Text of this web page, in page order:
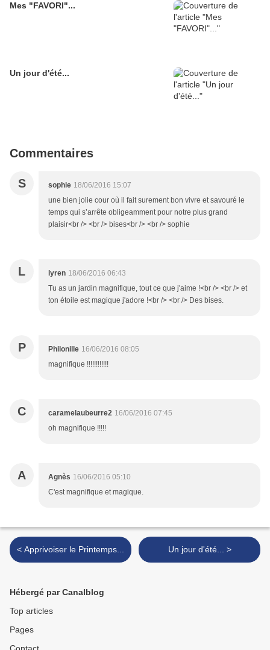
Mes "FAVORI"...
Un jour d'été...
Commentaires
S sophie 18/06/2016 15:07
une bien jolie cour où il fait surement bon vivre et savouré le
temps qui s’arrête obligeamment pour notre plus grand
plaisir<br /> <br /> bises<br /> <br /> sophie
L lyren 18/06/2016 06:43
Tu as un jardin magnifique, tout ce que j'aime !<br /> <br /> et
ton étoile est magique j'adore !<br /> <br /> Des bises.
P Philonille 16/06/2016 08:05
magnifique !!!!!!!!!!!!
C caramelaubeurre2 16/06/2016 07:45
oh magnifique !!!!!
A Agnès 16/06/2016 05:10
C'est magnifique et magique.
< Apprivoiser le Printemps... Un jour d'été... >
Hébergé par Canalblog
Top articles
Pages